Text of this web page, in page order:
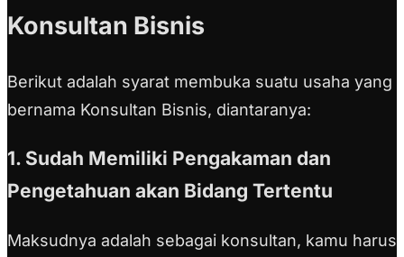
Konsultan Bisnis
Berikut adalah syarat membuka suatu usaha yang
bernama Konsultan Bisnis, diantaranya:
1. Sudah Memiliki Pengakaman dan
Pengetahuan akan Bidang Tertentu
Maksudnya adalah sebagai konsultan, kamu harus